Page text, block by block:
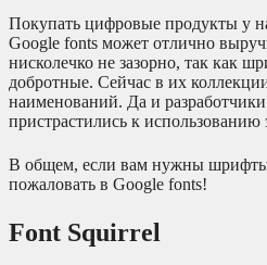
Покупать цифровые продукты у
Google fonts может отлично
нисколечко не зазорно, так как
добротные. Сейчас в их
наименований. Да и
пристрастились к использованию
В общем, если вам нужны шрифты
пожаловать в Google fonts!
Font Squirrel